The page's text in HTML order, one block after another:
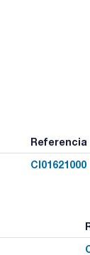
Referencia
CI01621000